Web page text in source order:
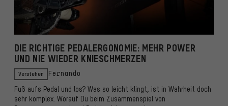
DIE RICHTIGE PEDALERGONOMIE: MEHR POWER
UND NIE WIEDER KNIESCHMERZEN
Verstehen Fernando
Fuß aufs Pedal und los? Was so leicht klingt, ist in Wahrheit doch
sehr komplex. Worauf Du beim Zusammenspiel von